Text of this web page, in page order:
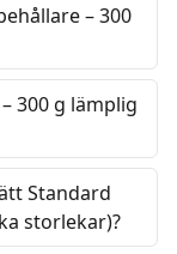
– 300
300 g lämplig
Standard
storlekar)?